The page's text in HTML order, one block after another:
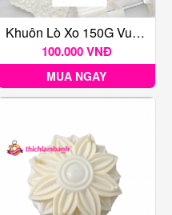
Khuôn Lò Xo 150G Vuông 4M Phú Quý An Khang
100.000 VNĐ
MUA NGAY